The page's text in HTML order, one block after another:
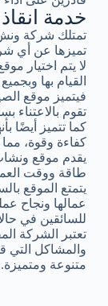
خدمة
تمتلك شركة ونش
تميزها عن أي
لا يتم اختيار
القيام بها
فيتميز موقع
تقوم بالاعتناء
كما تتميز أيضًا
كفاءة وقوة، مما
يقدم موقع
طاقة ووقت
يتمتع الموقع
عمالها ونجاح
للسائقين في
تعتبر الشركة
والمشاكل التي
متنوعة ومتميزة.